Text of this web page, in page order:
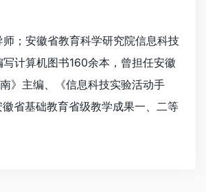
；安徽省教育科学研究院信息科技
计算机图书160余本，曾担任安徽
》主编、《信息科技实验活动手
省基础教育省级教学成果一、二等